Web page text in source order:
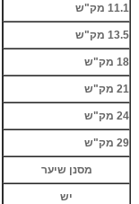
11.1 מק"ש
13.5 מק"ש
18 מק"ש
21 מק"ש
24 מק"ש
29 מק"ש
מסנן שיער
יש